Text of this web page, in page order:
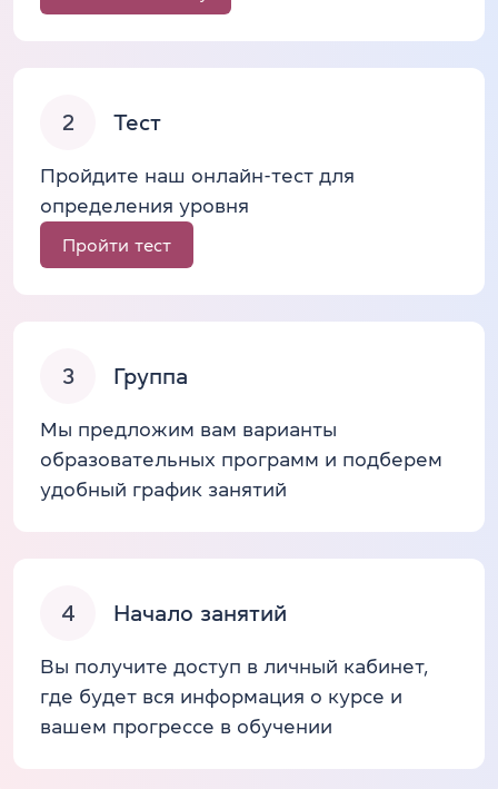
2 Тест
Пройдите наш онлайн-тест для
определения уровня
Пройти тест
3 Группа
Мы предложим вам варианты
образовательных программ и подберем
удобный график занятий
4 Начало занятий
Вы получите доступ в личный кабинет,
где будет вся информация о курсе и
вашем прогрессе в обучении